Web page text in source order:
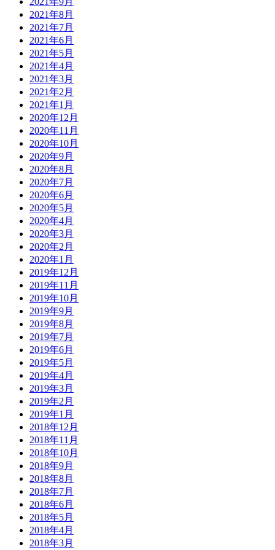
2021年8月
2021年7月
2021年6月
2021年5月
2021年4月
2021年3月
2021年2月
2021年1月
2020年12月
2020年11月
2020年10月
2020年9月
2020年8月
2020年7月
2020年6月
2020年5月
2020年4月
2020年3月
2020年2月
2020年1月
2019年12月
2019年11月
2019年10月
2019年9月
2019年8月
2019年7月
2019年6月
2019年5月
2019年4月
2019年3月
2019年2月
2019年1月
2018年12月
2018年11月
2018年10月
2018年9月
2018年8月
2018年7月
2018年6月
2018年5月
2018年4月
2018年3月